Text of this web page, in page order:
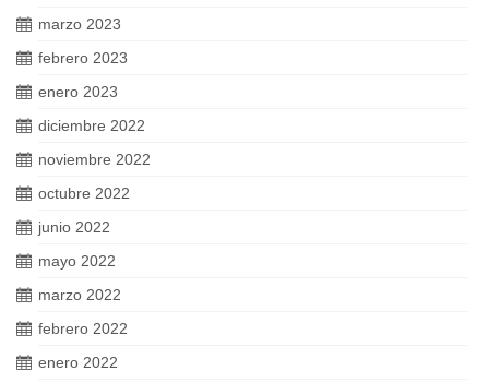
marzo 2023
febrero 2023
enero 2023
diciembre 2022
noviembre 2022
octubre 2022
junio 2022
mayo 2022
marzo 2022
febrero 2022
enero 2022